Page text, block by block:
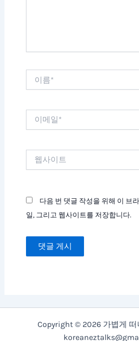
다음 번 댓글 작성을 위해 이 브
일, 그리고 웹사이트를 저장합니다.
Copyright © 2026 가볍게 떠